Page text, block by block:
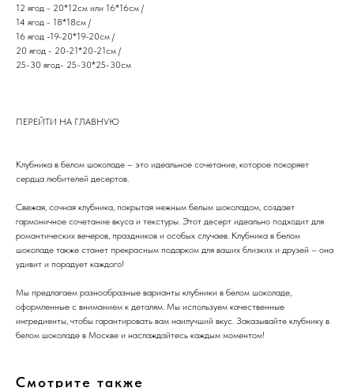
12 ягод - 20*12см или 16*16см /
14 ягод - 18*18см /
16 ягод -19-20*19-20см /
20 ягод - 20-21*20-21см /
25-30 ягод- 25-30*25-30см
ПЕРЕЙТИ НА ГЛАВНУЮ
Клубника в белом шоколаде – это идеальное сочетание, которое покоряет
сердца любителей десертов.
Свежая, сочная клубника, покрытая нежным белым шоколадом, создает
гармоничное сочетание вкуса и текстуры. Этот десерт идеально подходит для
романтических вечеров, праздников и особых случаев. Клубника в белом
шоколаде также станет прекрасным подарком для ваших близких и друзей – она
удивит и порадует каждого!
Мы предлагаем разнообразные варианты клубники в белом шоколаде,
оформленные с вниманием к деталям. Мы используем качественные
ингредиенты, чтобы гарантировать вам наилучший вкус. Заказывайте клубнику в
белом шоколаде в Москве и наслаждайтесь каждым моментом!
Смотрите также